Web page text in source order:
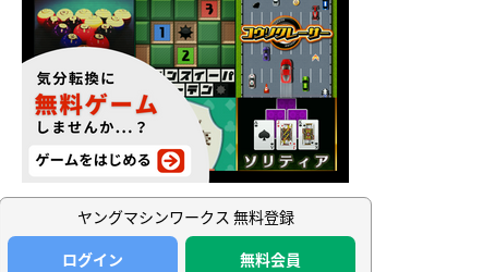
ヤングマシンワークス 無料登録
ログイン
無料会員